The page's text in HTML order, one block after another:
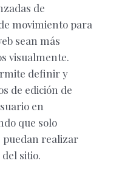
de
movimiento para
sean más
visualmente.
definir y
de edición de
en
que solo
puedan realizar
sitio.